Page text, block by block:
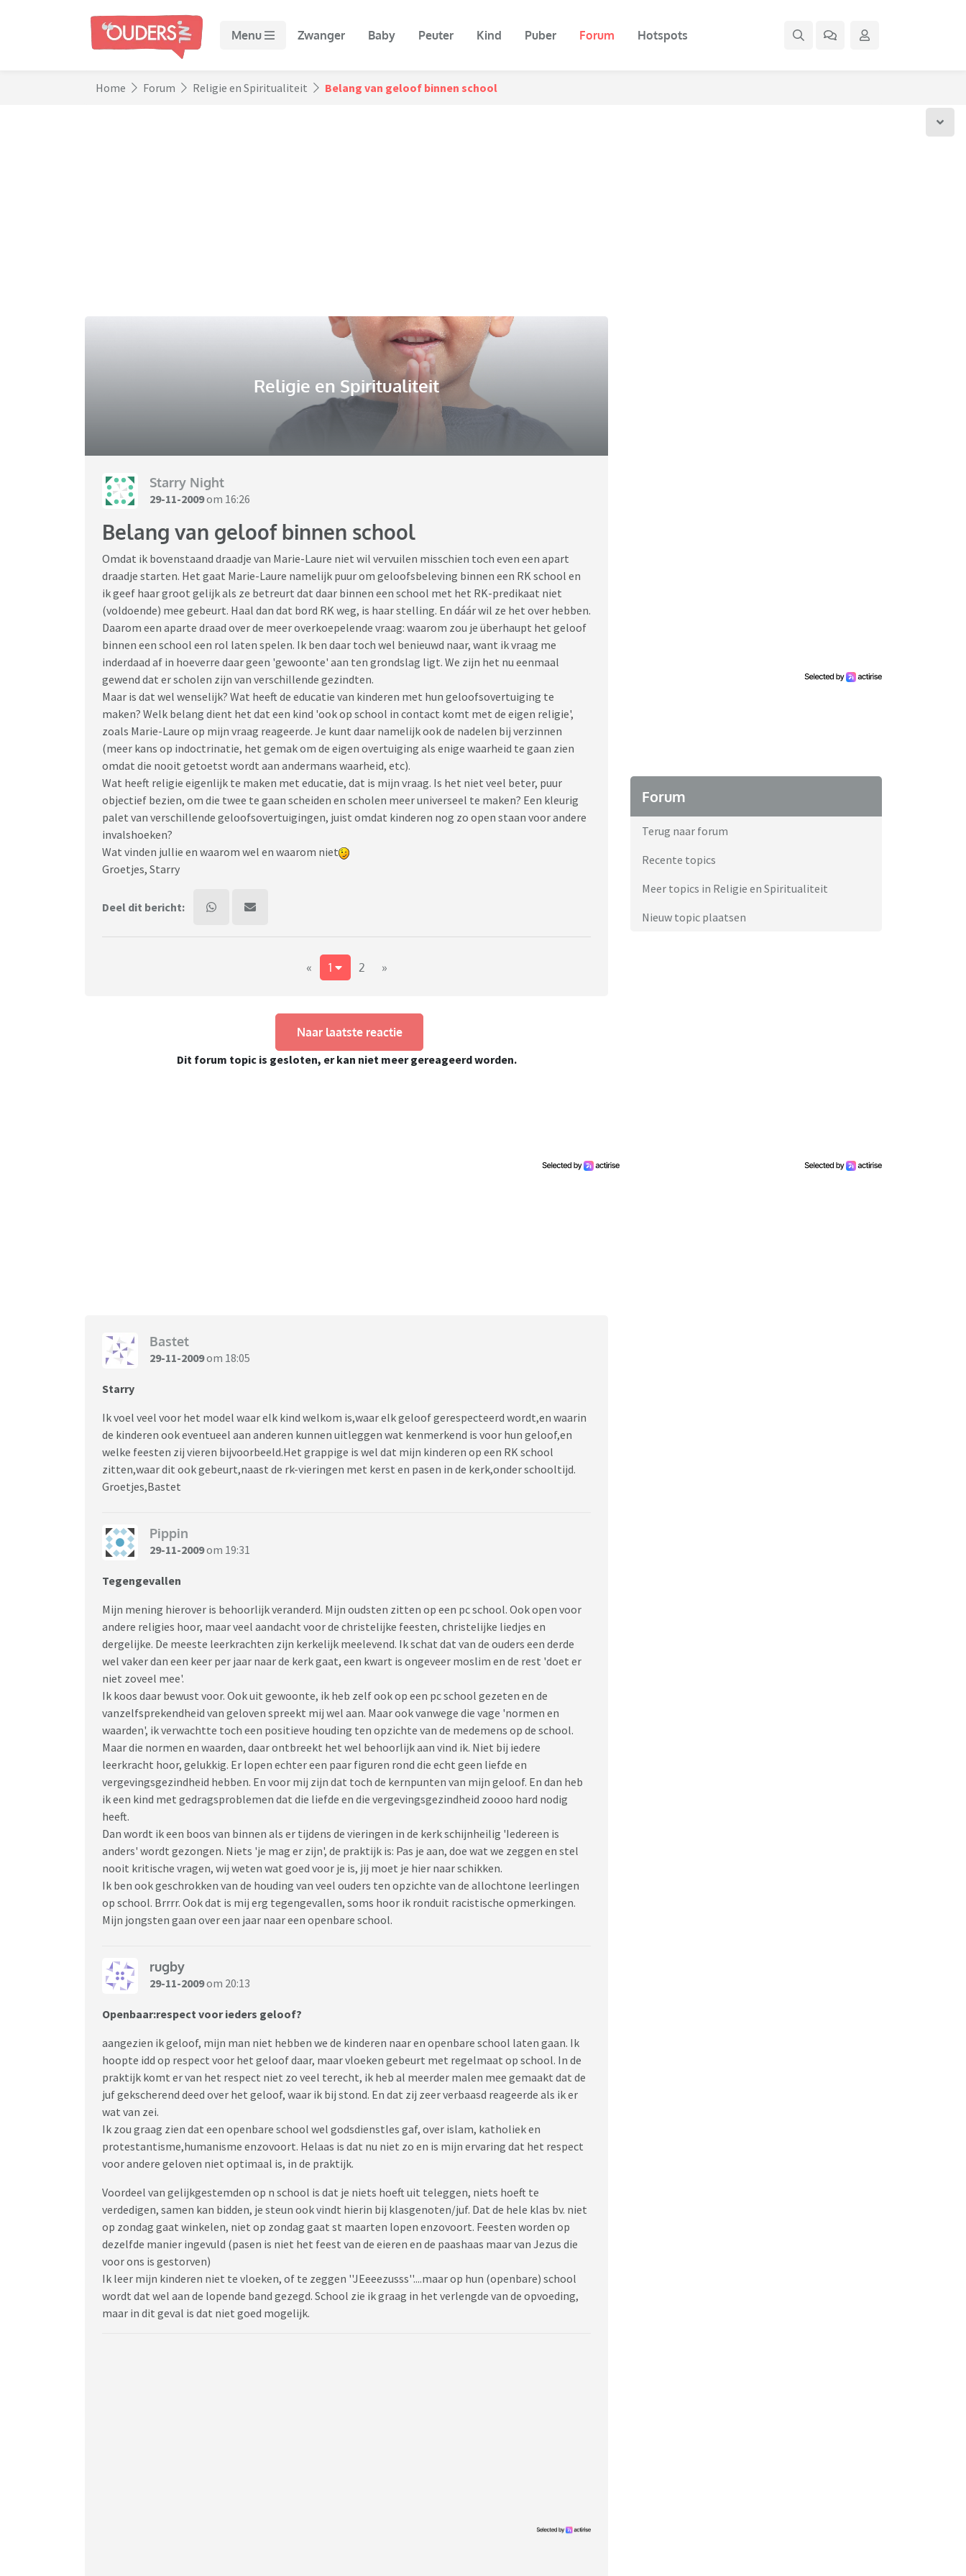
Menu Zwanger Baby Peuter Kind Puber Forum Hotspots
Home Forum Religie en Spiritualiteit Belang van geloof binnen school
Religie en Spiritualiteit
Starry Night
29-11-2009om 16:26
Belang van geloof binnen school
Omdat ik bovenstaand draadje van Marie-Laure niet wil vervuilen misschien toch even een apart
draadje starten. Het gaat Marie-Laure namelijk puur om geloofsbeleving binnen een RK school en
ik geef haar groot gelijk als ze betreurt dat daar binnen een school met het RK-predikaat niet
(voldoende) mee gebeurt. Haal dan dat bord RK weg, is haar stelling. En dáár wil ze het over hebben.
Daarom een aparte draad over de meer overkoepelende vraag: waarom zou je überhaupt het geloof
binnen een school een rol laten spelen. Ik ben daar toch wel benieuwd naar, want ik vraag me
inderdaad af in hoeverre daar geen 'gewoonte' aan ten grondslag ligt. We zijn het nu eenmaal
gewend dat er scholen zijn van verschillende gezindten.
Maar is dat wel wenselijk? Wat heeft de educatie van kinderen met hun geloofsovertuiging te
maken? Welk belang dient het dat een kind 'ook op school in contact komt met de eigen religie',
zoals Marie-Laure op mijn vraag reageerde. Je kunt daar namelijk ook de nadelen bij verzinnen
(meer kans op indoctrinatie, het gemak om de eigen overtuiging als enige waarheid te gaan zien
omdat die nooit getoetst wordt aan andermans waarheid, etc).
Wat heeft religie eigenlijk te maken met educatie, dat is mijn vraag. Is het niet veel beter, puur
objectief bezien, om die twee te gaan scheiden en scholen meer universeel te maken? Een kleurig
palet van verschillende geloofsovertuigingen, juist omdat kinderen nog zo open staan voor andere
invalshoeken?
Wat vinden jullie en waarom wel en waarom niet
Groetjes, Starry
Deel dit bericht:
« 1 2 »
Naar laatste reactie
Dit forum topic is gesloten, er kan niet meer gereageerd worden.
Bastet
29-11-2009om 18:05
Starry
Ik voel veel voor het model waar elk kind welkom is,waar elk geloof gerespecteerd wordt,en waarin
de kinderen ook eventueel aan anderen kunnen uitleggen wat kenmerkend is voor hun geloof,en
welke feesten zij vieren bijvoorbeeld.Het grappige is wel dat mijn kinderen op een RK school
zitten,waar dit ook gebeurt,naast de rk-vieringen met kerst en pasen in de kerk,onder schooltijd.
Groetjes,Bastet
Pippin
29-11-2009om 19:31
Tegengevallen
Mijn mening hierover is behoorlijk veranderd. Mijn oudsten zitten op een pc school. Ook open voor
andere religies hoor, maar veel aandacht voor de christelijke feesten, christelijke liedjes en
dergelijke. De meeste leerkrachten zijn kerkelijk meelevend. Ik schat dat van de ouders een derde
wel vaker dan een keer per jaar naar de kerk gaat, een kwart is ongeveer moslim en de rest 'doet er
niet zoveel mee'.
Ik koos daar bewust voor. Ook uit gewoonte, ik heb zelf ook op een pc school gezeten en de
vanzelfsprekendheid van geloven spreekt mij wel aan. Maar ook vanwege die vage 'normen en
waarden', ik verwachtte toch een positieve houding ten opzichte van de medemens op de school.
Maar die normen en waarden, daar ontbreekt het wel behoorlijk aan vind ik. Niet bij iedere
leerkracht hoor, gelukkig. Er lopen echter een paar figuren rond die echt geen liefde en
vergevingsgezindheid hebben. En voor mij zijn dat toch de kernpunten van mijn geloof. En dan heb
ik een kind met gedragsproblemen dat die liefde en die vergevingsgezindheid zoooo hard nodig
heeft.
Dan wordt ik een boos van binnen als er tijdens de vieringen in de kerk schijnheilig 'Iedereen is
anders' wordt gezongen. Niets 'je mag er zijn', de praktijk is: Pas je aan, doe wat we zeggen en stel
nooit kritische vragen, wij weten wat goed voor je is, jij moet je hier naar schikken.
Ik ben ook geschrokken van de houding van veel ouders ten opzichte van de allochtone leerlingen
op school. Brrrr. Ook dat is mij erg tegengevallen, soms hoor ik ronduit racistische opmerkingen.
Mijn jongsten gaan over een jaar naar een openbare school.
rugby
29-11-2009om 20:13
Openbaar:respect voor ieders geloof?
aangezien ik geloof, mijn man niet hebben we de kinderen naar en openbare school laten gaan. Ik
hoopte idd op respect voor het geloof daar, maar vloeken gebeurt met regelmaat op school. In de
praktijk komt er van het respect niet zo veel terecht, ik heb al meerder malen mee gemaakt dat de
juf gekscherend deed over het geloof, waar ik bij stond. En dat zij zeer verbaasd reageerde als ik er
wat van zei.
Ik zou graag zien dat een openbare school wel godsdienstles gaf, over islam, katholiek en
protestantisme,humanisme enzovoort. Helaas is dat nu niet zo en is mijn ervaring dat het respect
voor andere geloven niet optimaal is, in de praktijk.
Voordeel van gelijkgestemden op n school is dat je niets hoeft uit teleggen, niets hoeft te
verdedigen, samen kan bidden, je steun ook vindt hierin bij klasgenoten/juf. Dat de hele klas bv. niet
op zondag gaat winkelen, niet op zondag gaat st maarten lopen enzovoort. Feesten worden op
dezelfde manier ingevuld (pasen is niet het feest van de eieren en de paashaas maar van Jezus die
voor ons is gestorven)
Ik leer mijn kinderen niet te vloeken, of te zeggen ''JEeeezusss''....maar op hun (openbare) school
wordt dat wel aan de lopende band gezegd. School zie ik graag in het verlengde van de opvoeding,
maar in dit geval is dat niet goed mogelijk.
Forum
Terug naar forum
Recente topics
Meer topics in Religie en Spiritualiteit
Nieuw topic plaatsen